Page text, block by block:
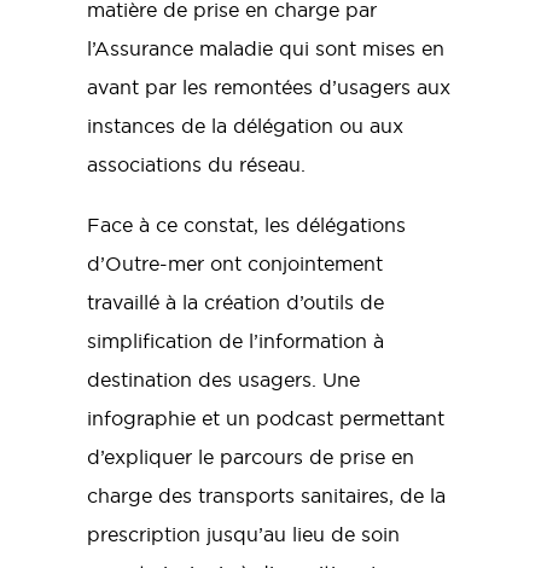
matière de prise en charge par
l’Assurance maladie qui sont mises en
avant par les remontées d’usagers aux
instances de la délégation ou aux
associations du réseau.
Face à ce constat, les délégations
d’Outre-mer ont conjointement
travaillé à la création d’outils de
simplification de l’information à
destination des usagers. Une
infographie et un podcast permettant
d’expliquer le parcours de prise en
charge des transports sanitaires, de la
prescription jusqu’au lieu de soin